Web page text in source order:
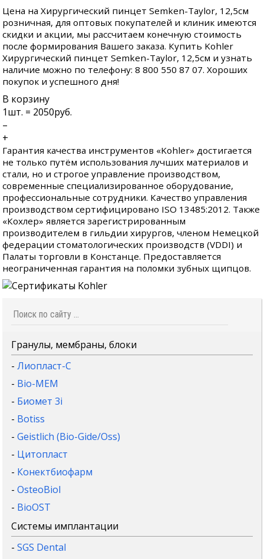
Цена на Хирургический пинцет Semken-Taylor, 12,5см
розничная, для оптовых покупателей и клиник имеются
скидки и акции, мы рассчитаем конечную стоимость
после формирования Вашего заказа. Купить Kohler
Хирургический пинцет Semken-Taylor, 12,5см и узнать
наличие можно по телефону: 8 800 550 87 07. Хороших
покупок и успешного дня!
В корзину
1шт. = 2050руб.
–
+
Гарантия качества инструментов «Kohler» достигается
не только путём использования лучших материалов и
стали, но и строгое управление производством,
современные специализированное оборудование,
профессиональные сотрудники. Качество управления
производством сертифицировано ISO 13485:2012. Также
«Кохлер» является зарегистрированным
производителем в гильдии хирургов, членом Немецкой
федерации стоматологических производств (VDDI) и
Палаты торговли в Констанце. Предоставляется
неограниченная гарантия на поломки зубных щипцов.
Гранулы, мембраны, блоки
-Лиопласт-С
- Bio-MEM
- Биомет 3i
- Botiss
-Geistlich (Bio-Gide/Oss)
- Цитопласт
- Конектбиофарм
-OsteoBiol
- BioOST
Системы имплантации
-SGS Dental